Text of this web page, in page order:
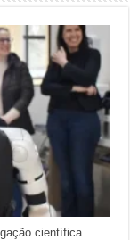
científica